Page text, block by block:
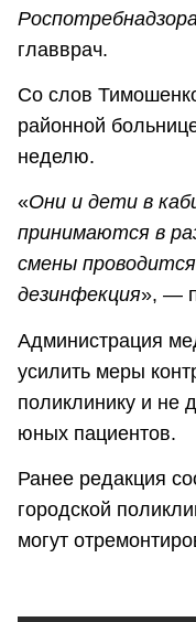
Роспотребнадзора
главврач.
Со слов
районной
неделю.
«Они и дети в
принимаются в
смены
дезинфекция», —
Администрация
усилить меры
поликлинику и не
юных пациентов.
Ранее редакция
городской
могут